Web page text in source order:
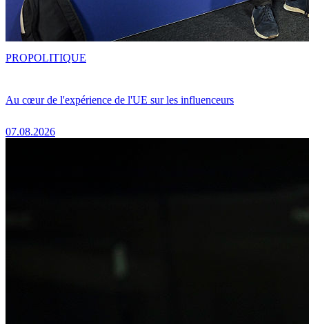
Au cœur de l'expérience de l'UE sur les influenceurs
07.08.2026
PROPOLITIQUE